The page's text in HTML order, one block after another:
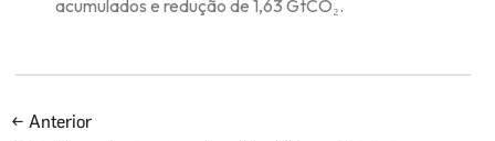
acumulados e redução de 1,63 GtCO₂.
Navegação
← Anterior